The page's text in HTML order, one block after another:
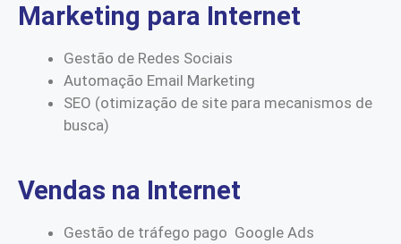
Marketing para Internet
Gestão de Redes Sociais
Automação Email Marketing
SEO (otimização de site para mecanismos de
busca)
Vendas na Internet
Gestão de tráfego pago Google Ads